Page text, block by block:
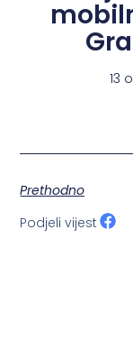
13
Prethodno
Podjeli vijest